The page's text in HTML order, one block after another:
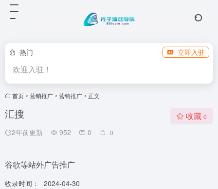
热门 立即入驻
欢迎入驻！
首页 • 营销推广 • 营销推广 • 正文
汇搜
2年前更新 952 0 0
收藏 0
谷歌等站外广告推广
收录时间：
2024-04-30